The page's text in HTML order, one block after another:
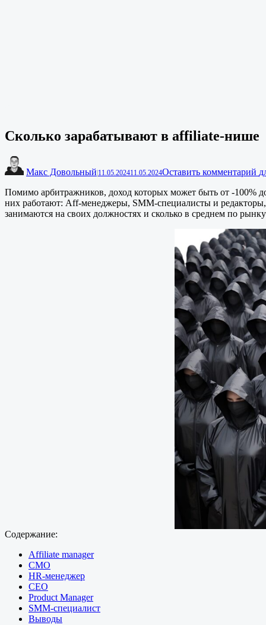
Сколько зарабатывают в affiliate-нише
Макс Довольный 11.05.202411.05.2024Оставить комментарий
Помимо арбитражников, доход которых может быть от -100%
них работают: Aff-менеджеры, SMM-специалисты и
занимаются на своих должностях и сколько в среднем по
Содержание:
Affiliate manager
CMO
HR-менеджер
CEO
Product Manager
SMM-специалист
Выводы